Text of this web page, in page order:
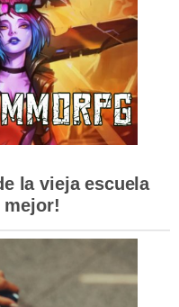
la vieja escuela
mejor!